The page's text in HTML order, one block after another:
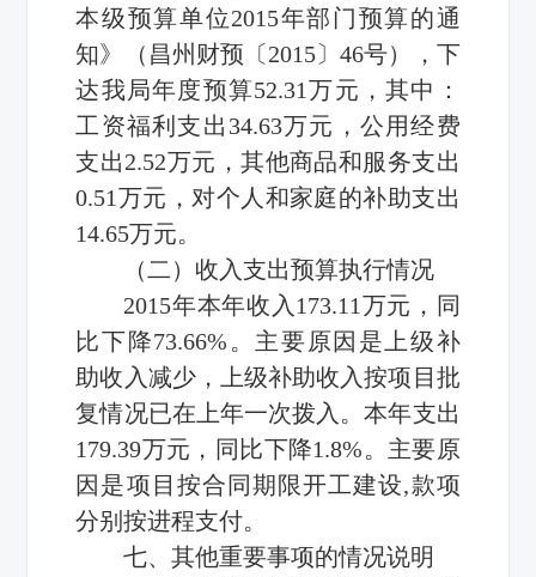
本级预算单位2015年部门预算的通
知》（昌州财预〔2015〕46号），下
达我局年度预算52.31万元，其中：
工资福利支出34.63万元，公用经费
支出2.52万元，其他商品和服务支出
0.51万元，对个人和家庭的补助支出
14.65万元。
（二）收入支出预算执行情况
2015年本年收入173.11万元，同
比下降73.66%。主要原因是上级补
助收入减少，上级补助收入按项目批
复情况已在上年一次拨入。本年支出
179.39万元，同比下降1.8%。主要原
因是项目按合同期限开工建设,款项
分别按进程支付。
七、其他重要事项的情况说明